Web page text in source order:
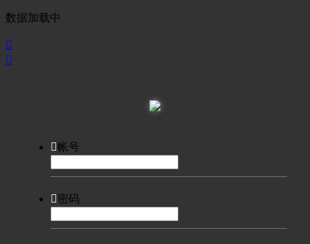
数据加载中


帐号
密码